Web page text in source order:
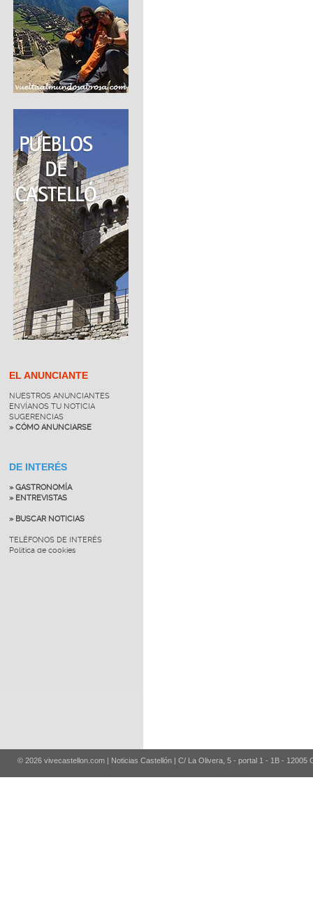
EL ANUNCIANTE
NUESTROS ANUNCIANTES
ENVÍANOS TU NOTICIA
SUGERENCIAS
» CÓMO ANUNCIARSE
DE INTERÉS
» GASTRONOMÍA
» ENTREVISTAS
» BUSCAR NOTICIAS
TELÉFONOS DE INTERÉS
Política de cookies
© 2026 vivecastellon.com | Noticias Castellón | C/ La Olivera, 5 - portal 1 - 1B - 12005